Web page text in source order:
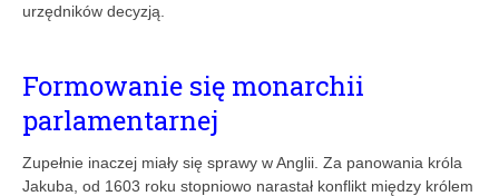
urzędników decyzją.
Formowanie się monarchii
parlamentarnej
Zupełnie inaczej miały się sprawy w Anglii. Za panowania króla
Jakuba, od 1603 roku stopniowo narastał konflikt między królem